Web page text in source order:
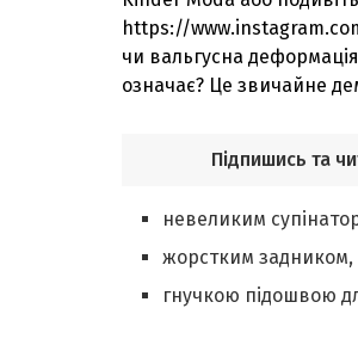
https://
чи вальгусна
означає? Це звичайне
Підпишись та
невеликим
жорстким задником,
гнучкою підошвою